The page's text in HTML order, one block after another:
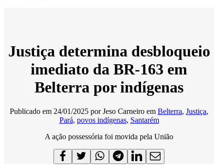
Justiça determina desbloqueio
imediato da BR-163 em
Belterra por indígenas
Publicado em 24/01/2025 porJeso Carneiro em Belterra, Justiça,
Pará, povos indígenas, Santarém
A ação possessória foi movida pela União